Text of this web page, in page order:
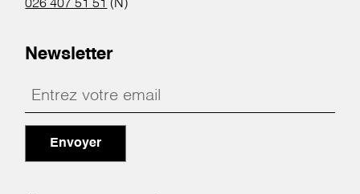
026 407 51 51 (N)
Newsletter
Envoyer